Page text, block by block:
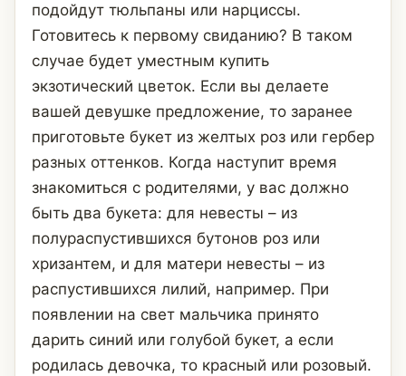
подойдут тюльпаны или нарциссы.
Готовитесь к первому свиданию? В таком
случае будет уместным купить
экзотический цветок. Если вы делаете
вашей девушке предложение, то заранее
приготовьте букет из желтых роз или гербер
разных оттенков. Когда наступит время
знакомиться с родителями, у вас должно
быть два букета: для невесты – из
полураспустившихся бутонов роз или
хризантем, и для матери невесты – из
распустившихся лилий, например. При
появлении на свет мальчика принято
дарить синий или голубой букет, а если
родилась девочка, то красный или розовый.